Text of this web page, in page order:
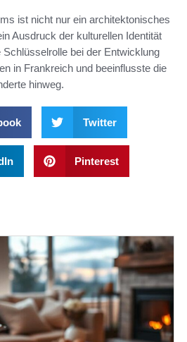
ist nicht nur ein architektonisches
Ausdruck der kulturellen Identität
bei der Entwicklung
in Frankreich und beeinflusste die
hinweg.
Twitter
Pinterest